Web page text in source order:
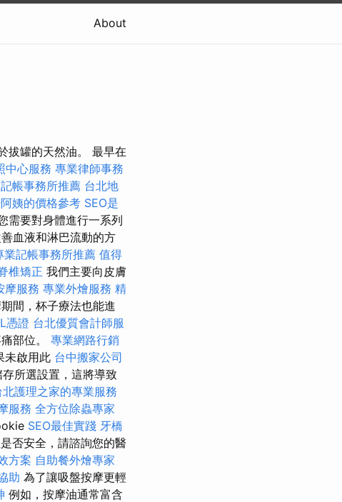
About
拔罐的天然油。 最早在
中心服務 專業律師事務
帳事務所推薦 台北地
姨的價格參考 SEO是
需要對身體進行一系列
血液和淋巴流動的方
業記帳事務所推薦 值得
椎矯正 我們主要向皮膚
摩服務 專業外燴服務 精
間，杯子療法也能進
憑證 台北優質會計師服
部位。 專業網路行銷
未啟用此 台中搬家公司
所選設置，這將導致
北護理之家的專業服務
服務 全方位除蟲專家
SEO最佳實踐 牙橋
否安全，請諮詢您的醫
方案 自助餐外燴專家
助 為了讓吸盤按摩更輕
例如，按摩油通常富含